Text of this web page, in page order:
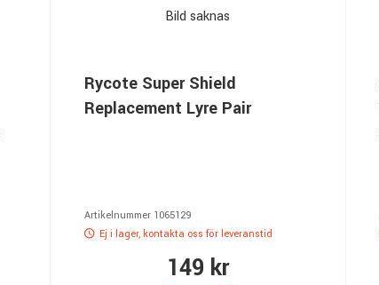
Bild saknas
Rycote Super Shield
Replacement Lyre Pair
Artikelnummer 1065129
Ej i lager, kontakta oss för leveranstid
149 kr